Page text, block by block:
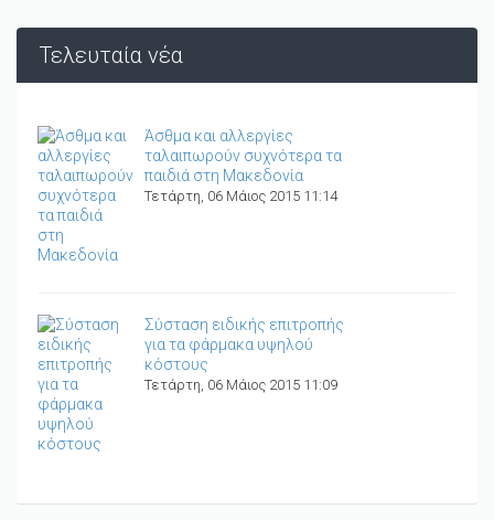
Τελευταία νέα
Άσθμα και αλλεργίες
ταλαιπωρούν συχνότερα τα
παιδιά στη Μακεδονία
Τετάρτη, 06 Μάιος 2015 11:14
Σύσταση ειδικής επιτροπής
για τα φάρμακα υψηλού
κόστους
Τετάρτη, 06 Μάιος 2015 11:09